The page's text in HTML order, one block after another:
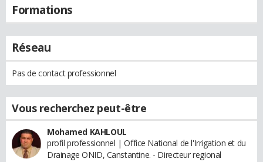
Formations
Réseau
Pas de contact professionnel
Vous recherchez peut-être
Mohamed KAHLOUL
profil professionnel | Office National de l'Irrigation et du
Drainage ONID, Canstantine. - Directeur regional